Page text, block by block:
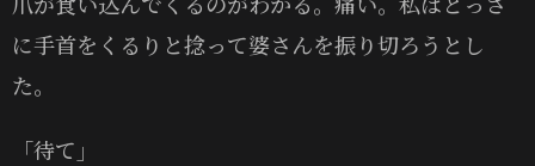
に手首をくるりと捻って婆さんを振り切ろうとし
た。
「待て」